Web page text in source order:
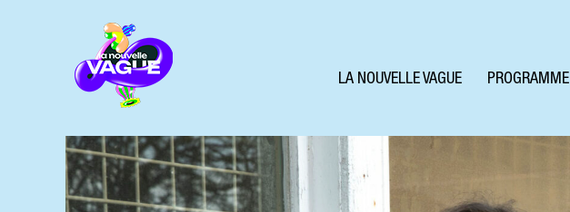
LA NOUVELLE VAGUE PROGRAMME